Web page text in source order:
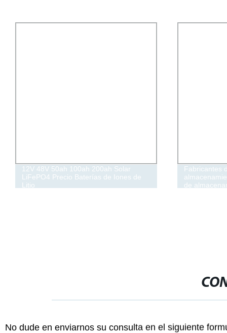
12V 48V 50ah 100ah 200ah Solar
LiFePO4 Precio Baterías de Iones de
Litio
Fabricantes
de
No dude en enviarnos su consulta en el siguiente